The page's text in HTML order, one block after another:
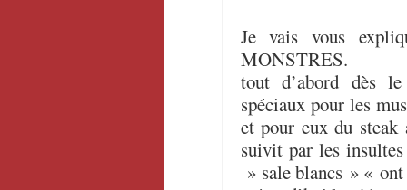
Je vais vous
MONSTRES.
tout d’abord dès
spéciaux pour les
et pour eux du steak
suivit par les
» sale blancs » «